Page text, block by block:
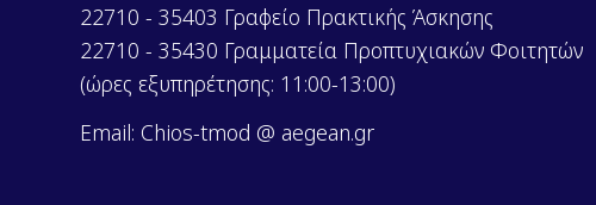
22710 - 35403 Γραφείο Πρακτικής Άσκησης
22710 - 35430 Γραμματεία Προπτυχιακών Φοιτητών
(ώρες εξυπηρέτησης: 11:00-13:00)
Email: Chios-tmod @ aegean.gr